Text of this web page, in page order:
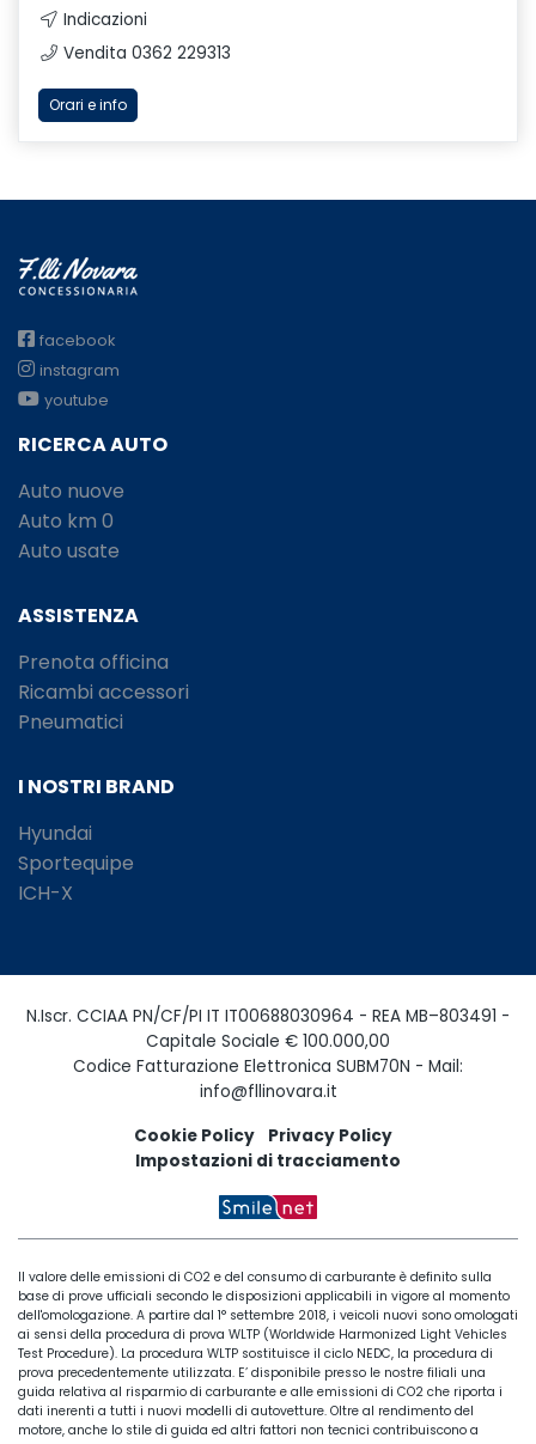
Indicazioni
Vendita 0362 229313
Orari e info
facebook
instagram
youtube
RICERCA AUTO
Auto nuove
Auto km 0
Auto usate
ASSISTENZA
Prenota officina
Ricambi accessori
Pneumatici
I NOSTRI BRAND
Hyundai
Sportequipe
ICH-X
N.Iscr. CCIAA PN/CF/PI IT IT00688030964 - REA MB–803491 -
Capitale Sociale € 100.000,00
Codice Fatturazione Elettronica SUBM70N - Mail:
info@fllinovara.it
Cookie Policy
Privacy Policy
Impostazioni di tracciamento
Il valore delle emissioni di CO2 e del consumo di carburante è definito sulla
base di prove ufficiali secondo le disposizioni applicabili in vigore al momento
dell'omologazione. A partire dal 1° settembre 2018, i veicoli nuovi sono omologati
ai sensi della procedura di prova WLTP (Worldwide Harmonized Light Vehicles
Test Procedure). La procedura WLTP sostituisce il ciclo NEDC, la procedura di
prova precedentemente utilizzata. E’ disponibile presso le nostre filiali una
guida relativa al risparmio di carburante e alle emissioni di CO2 che riporta i
dati inerenti a tutti i nuovi modelli di autovetture. Oltre al rendimento del
motore, anche lo stile di guida ed altri fattori non tecnici contribuiscono a